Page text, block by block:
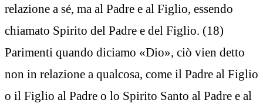
relazione a sé, ma al Padre e al Figlio, essendo
chiamato Spirito del Padre e del Figlio. (18)
Parimenti quando diciamo «Dio», ciò vien detto
non in relazione a qualcosa, come il Padre al Figlio
o il Figlio al Padre o lo Spirito Santo al Padre e al